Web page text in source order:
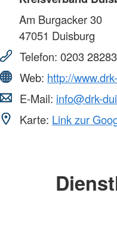
Am Burgacker 30
47051 Duisburg
Telefon: 0203
Web: http://
E-Mail: info@drk-
Karte: Link zur